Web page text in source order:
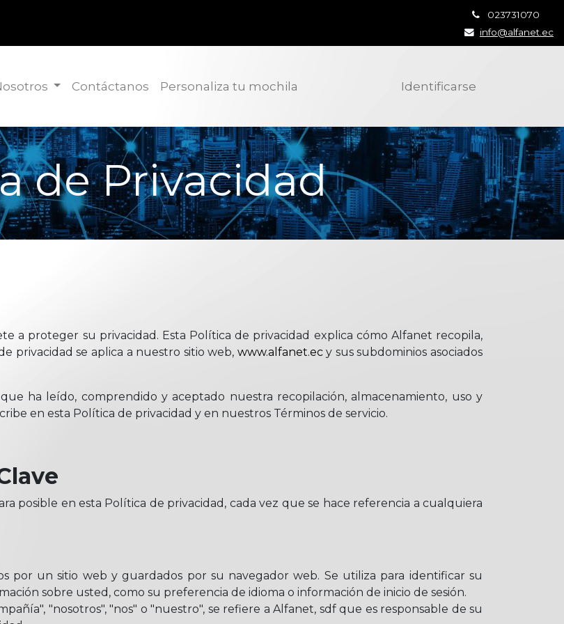
023731070
info@alfanet.ec
Contáctanos Personaliza tu mochila Identificarse
de Privacidad
a proteger su privacidad. Esta Política de privacidad explica cómo Alfanet recopila,
privacidad se aplica a nuestro sitio web, www.alfanet.ecy sus subdominios asociados
ha leído, comprendido y aceptado nuestra recopilación, almacenamiento, uso y
en esta Política de privacidad y en nuestros Términos de servicio.
posible en esta Política de privacidad, cada vez que se hace referencia a cualquiera
por un sitio web y guardados por su navegador web. Se utiliza para identificar su
sobre usted, como su preferencia de idioma o información de inicio de sesión.
"nosotros", "nos" o "nuestro", se refiere aAlfanet, sdfque es responsable de su